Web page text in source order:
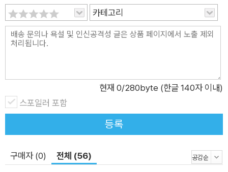
수도 있고, 놀이공원에 가서 줄을 서지 않아도 놀이기구를 맘껏
탈 수 있어요. 피자도, 짜장면도 맘껏 먹을 수 있지요. 하지만 드
림랜드를 움직이는 힘은 어린이들의 희망이 담긴 꿈이에요. 어린
이들의 꿈을 모으는 게 바로 수면마녀의 목적이지요. 《수면마녀
있어요. 어린이들을 드림랜드로 안내하는 꿈 셔틀 동물 ‘또자’는
나무늘보예요. 나무늘보는 하루에 열여덟 시간을 자야 하는 동물
이지요. 또 큐브 탑을 쌓는 ‘꿈 양’은 우리가 잠이 안 올 때 한 마리
씩 세는 양들이에요. 수면마녀의 부하 ‘가위고양이’는 우리가 자
다가 가위 눌리는 기분을 느끼게 해 줘요. 오늘도 꿈을 이루기 위
해 노력하는 ‘꿈꾸는 돌멩이’들에게 건네는 따뜻한 응원 다을이와
친구들은 수면마녀에게 빼앗긴 아이들의 꿈을 되찾기로 결심해
카테고리
현재 0/280byte (한글 140자 이내)
스포일러 포함
등록
구매자 (0) 전체 (56)